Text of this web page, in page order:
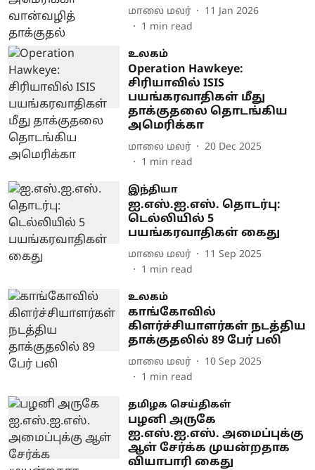
மாலை மலர்
11 Jan 2026
1 min read
உலகம்
Operation Hawkeye:
சிரியாவில் ISIS
பயங்கரவாதிகள் மீது
தாக்குதலை தொடங்கிய
அமெரிக்கா
மாலை மலர்
20 Dec 2025
1 min read
இந்தியா
ஐ.எஸ்.ஐ.எஸ். தொடர்பு:
டெல்லியில் 5
பயங்கரவாதிகள் கைது
மாலை மலர்
11 Sep 2025
1 min read
உலகம்
காங்கோவில்
கிளர்ச்சியாளர்கள் நடத்திய
தாக்குதலில் 89 பேர் பலி
மாலை மலர்
10 Sep 2025
1 min read
தமிழக செய்திகள்
பழனி அருகே
ஐ.எஸ்.ஐ.எஸ். அமைப்புக்கு
ஆள் சேர்க்க முயன்றதாக
வியாபாரி கைது